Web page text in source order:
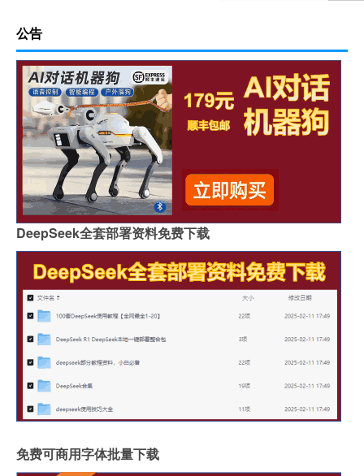
公告
DeepSeek全套部署资料免费下载
免费可商用字体批量下载